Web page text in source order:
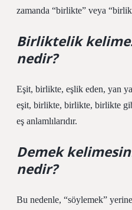
zamanda “birlikte” veya
Birliktelik
nedir?
Eşit, birlikte, eşlik eden, yan
eşit, birlikte, birlikte, birlikte
eş anlamlılarıdır.
Demek
nedir?
Bu nedenle, “söylemek”